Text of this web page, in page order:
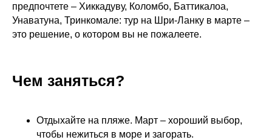
предпочтете – Хиккадуву, Коломбо, Баттикалоа,
Унаватуна, Тринкомале: тур на Шри-Ланку в марте –
это решение, о котором вы не пожалеете.
Чем заняться?
Отдыхайте на пляже. Март – хороший выбор,
чтобы нежиться в море и загорать.